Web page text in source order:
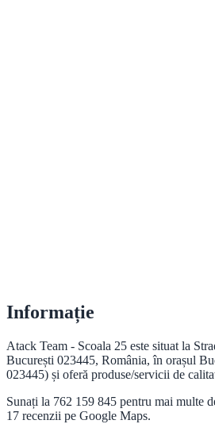
Informație
Atack Team - Scoala 25 este situat la
București 023445, România, în orașul
023445) și oferă produse/servicii de
Sunați la 762 159 845 pentru mai multe
17 recenzii pe Google Maps.